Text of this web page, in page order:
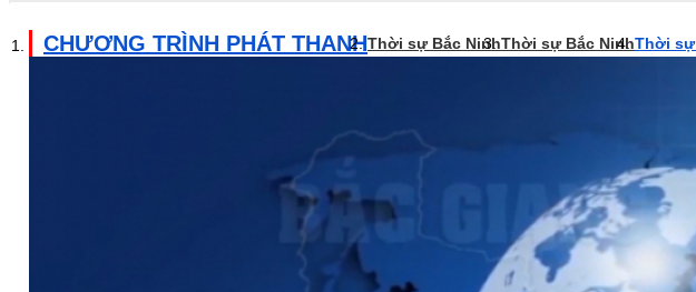
CHƯƠNG TRÌNH PHÁT THANHThời sự Bắc NinhThời sự Bắc NinhThời sự